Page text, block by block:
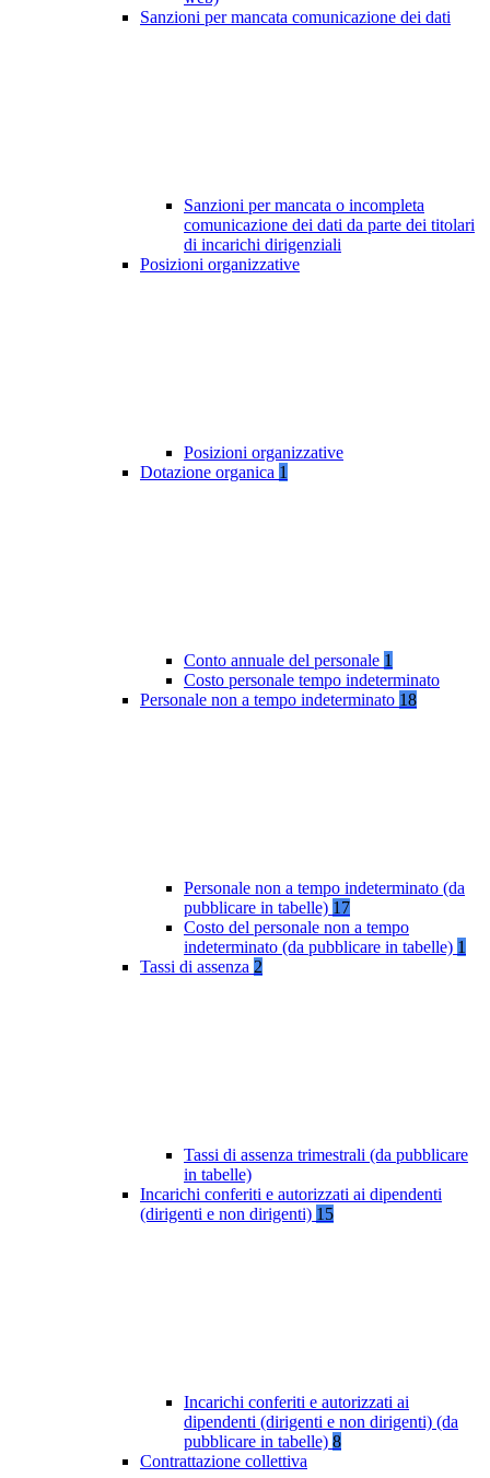
Sanzioni per mancata comunicazione dei dati
Sanzioni per mancata o incompleta
comunicazione dei dati da parte dei titolari
di incarichi dirigenziali
Posizioni organizzative
Posizioni organizzative
Dotazione organica 1
Conto annuale del personale 1
Costo personale tempo indeterminato
Personale non a tempo indeterminato 18
Personale non a tempo indeterminato (da
pubblicare in tabelle) 17
Costo del personale non a tempo
indeterminato (da pubblicare in tabelle) 1
Tassi di assenza 2
Tassi di assenza trimestrali (da pubblicare
in tabelle)
Incarichi conferiti e autorizzati ai dipendenti
(dirigenti e non dirigenti) 15
Incarichi conferiti e autorizzati ai
dipendenti (dirigenti e non dirigenti) (da
pubblicare in tabelle) 8
Contrattazione collettiva